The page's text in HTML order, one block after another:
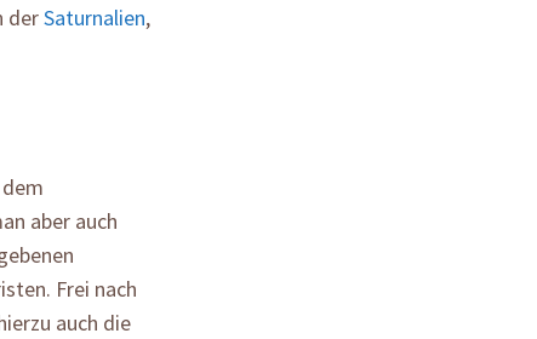
derSaturnalien,
aber auch
Frei nach
auch die